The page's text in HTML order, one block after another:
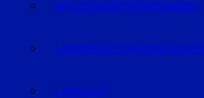
MALLERSDORF-PFAFFENBERG
LANDKREIS STRAUBING-BOGEN
LANDSHUT